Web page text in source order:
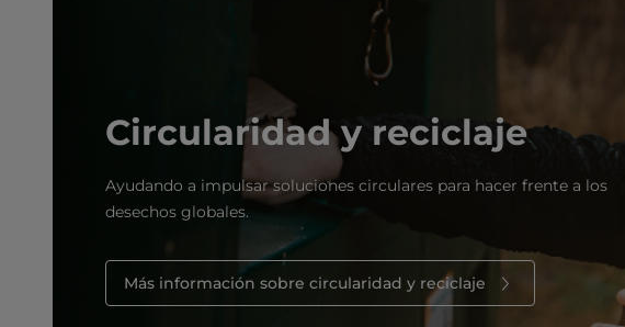
Circularidad y reciclaje
Ayudando a impulsar soluciones circulares para hacer frente a los
desechos globales.
Más información sobre circularidad y reciclaje